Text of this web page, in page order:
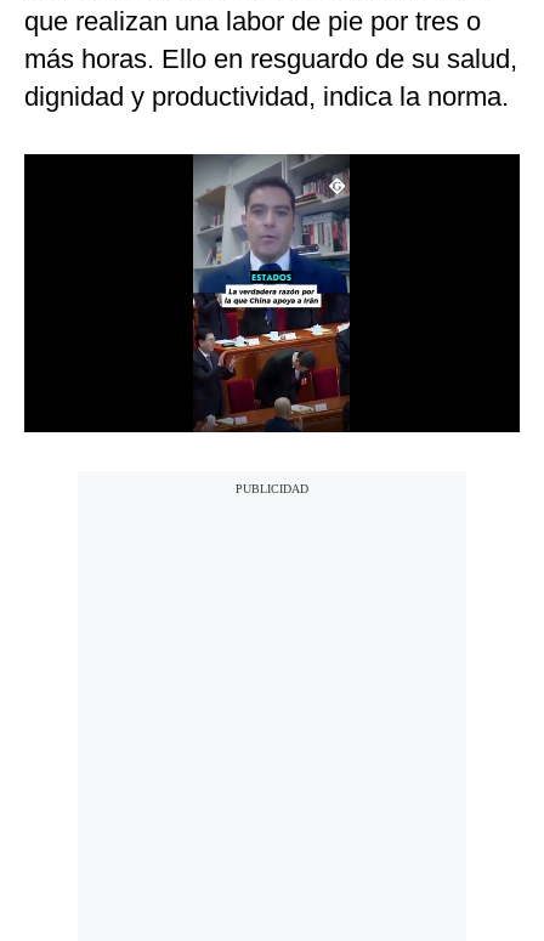
Club del Suscriptor
Mix
G de Gestión
que realizan una labor de pie por tres o
más horas. Ello en resguardo de su salud,
dignidad y productividad, indica la norma.